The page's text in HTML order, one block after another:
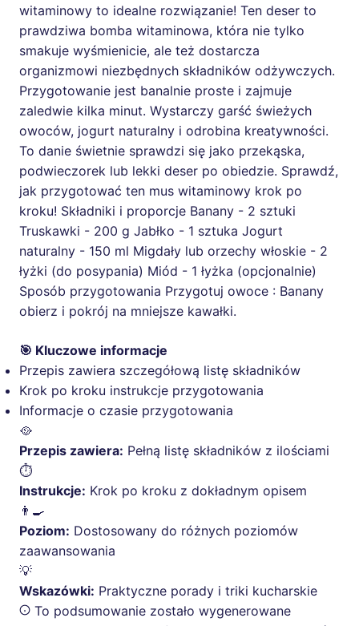
witaminowy to idealne rozwiązanie! Ten deser to
prawdziwa bomba witaminowa, która nie tylko
smakuje wyśmienicie, ale też dostarcza
organizmowi niezbędnych składników odżywczych.
Przygotowanie jest banalnie proste i zajmuje
zaledwie kilka minut. Wystarczy garść świeżych
owoców, jogurt naturalny i odrobina kreatywności.
To danie świetnie sprawdzi się jako przekąska,
podwieczorek lub lekki deser po obiedzie. Sprawdź,
jak przygotować ten mus witaminowy krok po
kroku! Składniki i proporcje Banany - 2 sztuki
Truskawki - 200 g Jabłko - 1 sztuka Jogurt
naturalny - 150 ml Migdały lub orzechy włoskie - 2
łyżki (do posypania) Miód - 1 łyżka (opcjonalnie)
Sposób przygotowania Przygotuj owoce : Banany
obierz i pokrój na mniejsze kawałki.
🎯 Kluczowe informacje
Przepis zawiera szczegółową listę składników
Krok po kroku instrukcje przygotowania
Informacje o czasie przygotowania
🥘
Przepis zawiera: Pełną listę składników z ilościami
⏱️
Instrukcje: Krok po kroku z dokładnym opisem
👨‍🍳
Poziom: Dostosowany do różnych poziomów
zaawansowania
💡
Wskazówki: Praktyczne porady i triki kucharskie
To podsumowanie zostało wygenerowane